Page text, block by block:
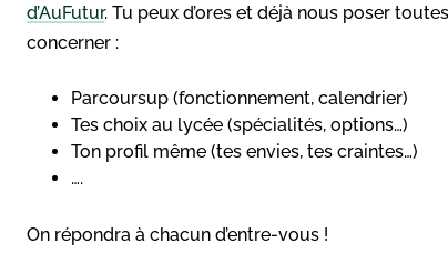
d’AuFutur. Tu peux d’ores et déjà nous poser
concerner :
Parcoursup (fonctionnement, calendrier)
Tes choix au lycée (spécialités, options…)
Ton profil même (tes envies, tes craintes…)
….
On répondra à chacun d’entre-vous !